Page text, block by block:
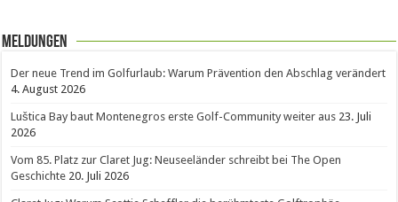
Meldungen
Der neue Trend im Golfurlaub: Warum Prävention den Abschlag verändert
4. August 2026
Luštica Bay baut Montenegros erste Golf-Community weiter aus 23. Juli
2026
Vom 85. Platz zur Claret Jug: Neuseeländer schreibt bei The Open
Geschichte 20. Juli 2026